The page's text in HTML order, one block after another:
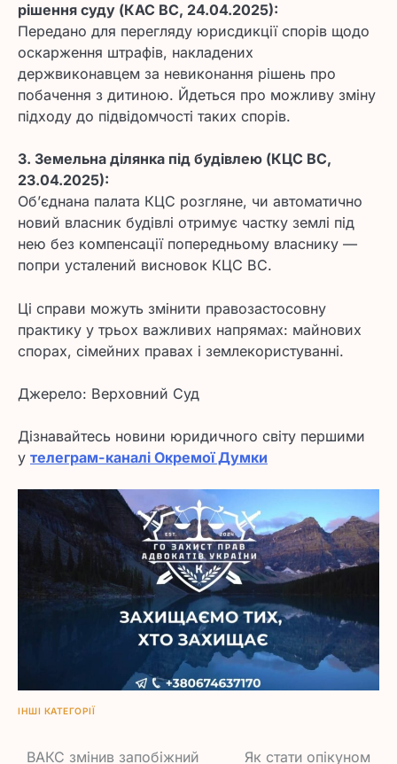
рішення суду (КАС ВС, 24.04.2025):
Передано для перегляду юрисдикції спорів щодо
оскарження штрафів, накладених
держвиконавцем за невиконання рішень про
побачення з дитиною. Йдеться про можливу зміну
підходу до підвідомчості таких спорів.
3. Земельна ділянка під будівлею (КЦС ВС,
23.04.2025):
Об’єднана палата КЦС розгляне, чи автоматично
новий власник будівлі отримує частку землі під
нею без компенсації попередньому власнику —
попри усталений висновок КЦС ВС.
Ці справи можуть змінити правозастосовну
практику у трьох важливих напрямах: майнових
спорах, сімейних правах і землекористуванні.
Джерело: Верховний Суд
Дізнавайтесь новини юридичного світу першими
у телеграм-каналі Окремої Думки
ІНШІ КАТЕГОРІЇ
ВАКС змінив запобіжний
Як стати опікуном